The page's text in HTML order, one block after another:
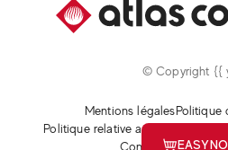
© Copyright {{
Mentions légalesPolitique
Politique relative aux cookies
Conditions